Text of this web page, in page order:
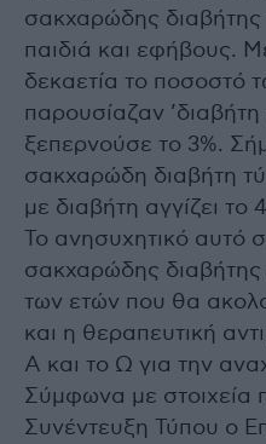
σακχαρώδης διαβήτης
παιδιά και εφήβους.
δεκαετία το ποσοστό
παρουσίαζαν
ξεπερνούσε το 3%.
σακχαρώδη διαβήτη
με διαβήτη αγγίζει το
Το ανησυχητικό αυτό
σακχαρώδης διαβήτης
των ετών που θα
και η θεραπευτική
Α και το Ω για την
Σύμφωνα με στοιχεία
Συνέντευξη Τύπου ο